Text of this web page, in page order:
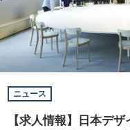
ニュース
【求人情報】日本デ